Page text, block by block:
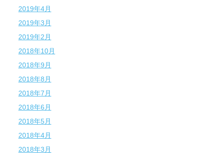
2019年4月
2019年3月
2019年2月
2018年10月
2018年9月
2018年8月
2018年7月
2018年6月
2018年5月
2018年4月
2018年3月